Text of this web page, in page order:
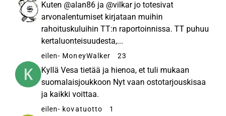
Kuten @alan86 ja @vilkar jo totesivat
arvonalentumiset kirjataan muihin
rahoituskuluihin TT:n raportoinnissa. TT puhuu
kertaluonteisuudesta,...
eilen- MoneyWalker 23
Kyllä Vesa tietää ja hienoa, et tuli mukaan
suomalaisjoukkoon Nyt vaan ostotarjouskisaa
ja kaikki voittaa.
eilen- kovatuotto 1